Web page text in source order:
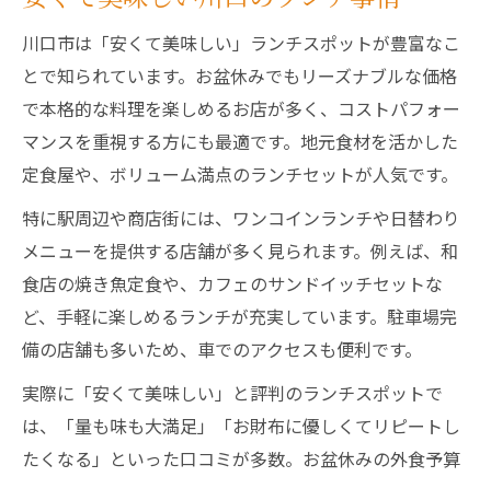
川口市は「安くて美味しい」ランチスポットが豊富なこ
とで知られています。お盆休みでもリーズナブルな価格
で本格的な料理を楽しめるお店が多く、コストパフォー
マンスを重視する方にも最適です。地元食材を活かした
定食屋や、ボリューム満点のランチセットが人気です。
特に駅周辺や商店街には、ワンコインランチや日替わり
メニューを提供する店舗が多く見られます。例えば、和
食店の焼き魚定食や、カフェのサンドイッチセットな
ど、手軽に楽しめるランチが充実しています。駐車場完
備の店舗も多いため、車でのアクセスも便利です。
実際に「安くて美味しい」と評判のランチスポットで
は、「量も味も大満足」「お財布に優しくてリピートし
たくなる」といった口コミが多数。お盆休みの外食予算